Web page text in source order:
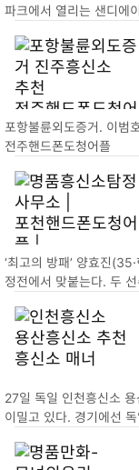
파크에서 열리는 샌디에
포항불륜외도증거. 이범
전주핸드폰도청어플
‘최고의 방패’ 양효진
정전에서 맞붙는다. 두
도청어플 | 오산핸드폰도
27일 독일 인천흥신소
이밀고 있다. 경기에선